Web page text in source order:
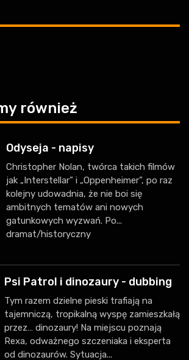
również
Odyseja - napisy
Christopher Nolan, twórca takich filmów
jak „Interstellar” i „Oppenheimer”, po raz
kolejny udowadnia, że nie boi się
ambitnych tematów ani nowych
gatunkowych wyzwań. Po...
dramat/historyczny
Psi Patrol i dinozaury - dubbing
Tym razem dzielne pieski trafiają na
tajemniczą, tropikalną wyspę zamieszkałą
przez… dinozaury! Na miejscu poznają
Rexa, odważnego szczeniaka i eksperta
od dinozaurów. Sytuacja...